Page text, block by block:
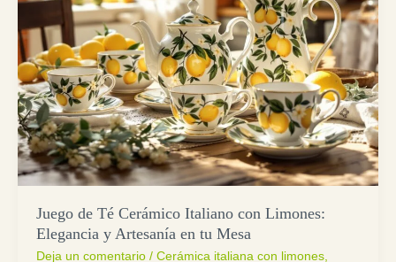
Juego de Té Cerámico Italiano con Limones:
Elegancia y Artesanía en tu Mesa
Deja un comentario / Cerámica italiana con limones,